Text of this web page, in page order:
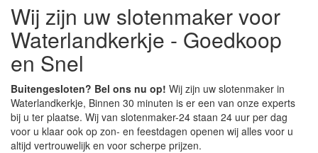
Wij zijn uw slotenmaker voor
Waterlandkerkje - Goedkoop
en Snel
Buitengesloten? Bel ons nu op! Wij zijn uw slotenmaker in
Waterlandkerkje, Binnen 30 minuten is er een van onze experts
bij u ter plaatse. Wij van slotenmaker-24 staan 24 uur per dag
voor u klaar ook op zon- en feestdagen openen wij alles voor u
altijd vertrouwelijk en voor scherpe prijzen.